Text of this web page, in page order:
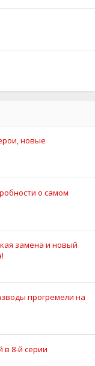
новые
о самом
замена и новый
прогремели на
в 8-й серии